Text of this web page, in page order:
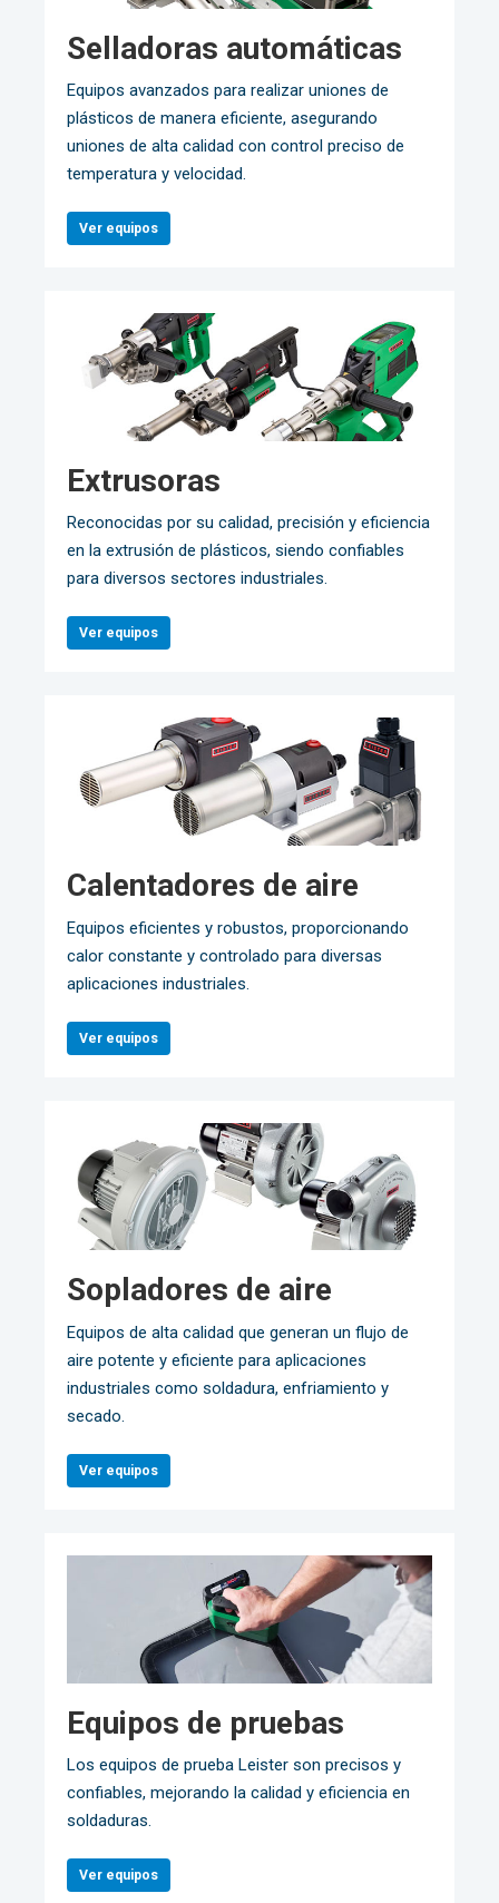
Selladoras automáticas
Equipos avanzados para realizar uniones de
plásticos de manera eficiente, asegurando
uniones de alta calidad con control preciso de
temperatura y velocidad.
Ver equipos
Extrusoras
Reconocidas por su calidad, precisión y eficiencia
en la extrusión de plásticos, siendo confiables
para diversos sectores industriales.
Ver equipos
Calentadores de aire
Equipos eficientes y robustos, proporcionando
calor constante y controlado para diversas
aplicaciones industriales.
Ver equipos
Sopladores de aire
Equipos de alta calidad que generan un flujo de
aire potente y eficiente para aplicaciones
industriales como soldadura, enfriamiento y
secado.
Ver equipos
Equipos de pruebas
Los equipos de prueba Leister son precisos y
confiables, mejorando la calidad y eficiencia en
soldaduras.
Ver equipos